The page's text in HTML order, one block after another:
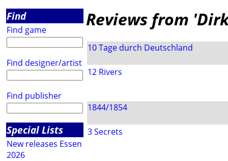
Find
Find game
Find designer/artist
Find publisher
Special Lists
New releases Essen
2026
Reviews from
10 Tage durch Deutschland
12 Rivers
1844/1854
3 Secrets